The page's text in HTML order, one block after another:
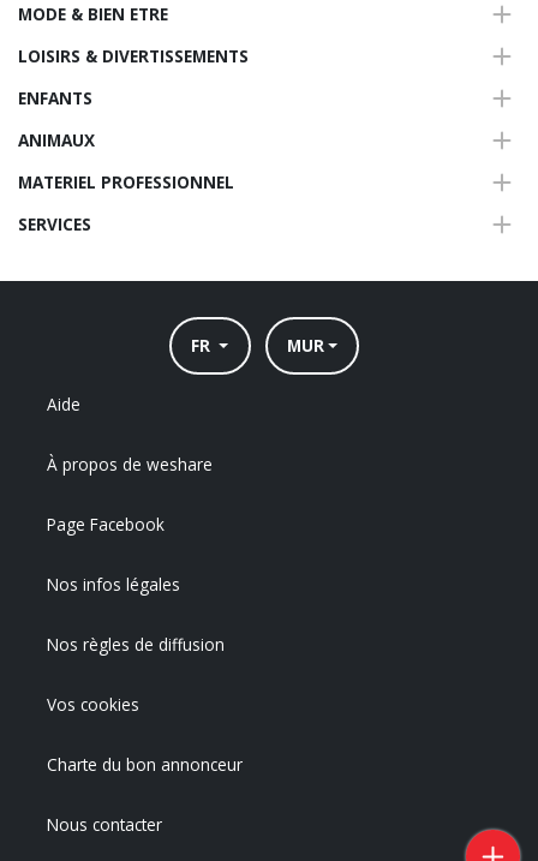
MODE & BIEN ETRE
LOISIRS & DIVERTISSEMENTS
ENFANTS
ANIMAUX
MATERIEL PROFESSIONNEL
SERVICES
FR MUR
Aide
À propos de weshare
Page Facebook
Nos infos légales
Nos règles de diffusion
Vos cookies
Charte du bon annonceur
Nous contacter